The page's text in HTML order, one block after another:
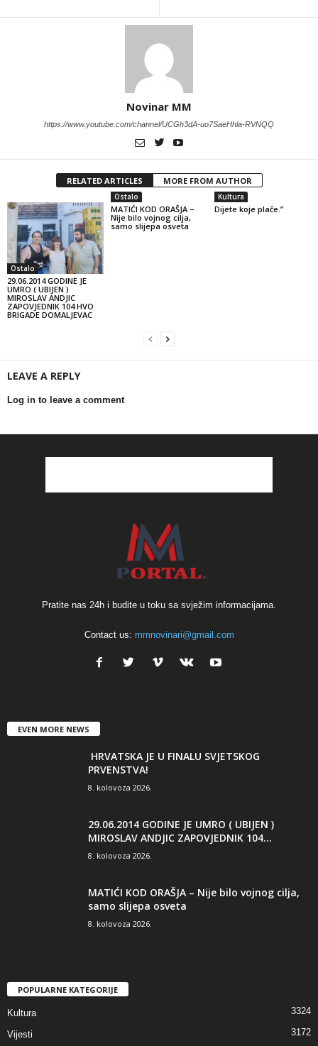
Novinar MM
https://www.youtube.com/channel/UCGh3dA-uo7SaeHhla-RVNQQ
RELATED ARTICLES MORE FROM AUTHOR
Ostalo
29.06.2014 GODINE JE
UMRO ( UBIJEN )
MIROSLAV ANDJIC
ZAPOVJEDNIK 104 HVO
BRIGADE DOMALJEVAC
Ostalo
MATIĆI KOD ORAŠJA –
Nije bilo vojnog cilja,
samo slijepa osveta
Kultura
Dijete koje plače.”
LEAVE A REPLY
Log in to leave a comment
Pratite nas 24h i budite u toku sa svježim informacijama.
Contact us: mmnovinari@gmail.com
EVEN MORE NEWS
HRVATSKA JE U FINALU SVJETSKOG
PRVENSTVA!
8. kolovoza 2026.
29.06.2014 GODINE JE UMRO ( UBIJEN )
MIROSLAV ANDJIC ZAPOVJEDNIK 104...
8. kolovoza 2026.
MATIĆI KOD ORAŠJA – Nije bilo vojnog cilja,
samo slijepa osveta
8. kolovoza 2026.
POPULARNE KATEGORIJE
Kultura 3324
Vijesti 3172